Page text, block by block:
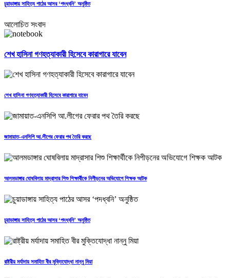
চুয়াডাঙ্গায় সাহিত্য পাঠের আসর ‘পদধ্বনি’ অনুষ্ঠিত
আলোচিত সংবাদ
শেখ হাসিনা গণহত্যাকারী হিসেবে কারাগারে যাবেন
শেখ হাসিনা গণহত্যাকারী হিসেবে কারাগারে যাবেন
জামায়াত-এনসিপি আ.লীগের ফেরার পথ তৈরি করছে
আলমডাঙ্গার ঘোষবিলায় মাদ্রাসার শিশু শিক্ষার্থীকে নিপীড়নের অভিযোগে শিক্ষক আটক
চুয়াডাঙ্গায় সাহিত্য পাঠের আসর ‘পদধ্বনি’ অনুষ্ঠিত
রাষ্ট্রীয় মর্যাদায় সমাহিত বীর মুক্তিযোদ্ধা নান্নু মিয়া